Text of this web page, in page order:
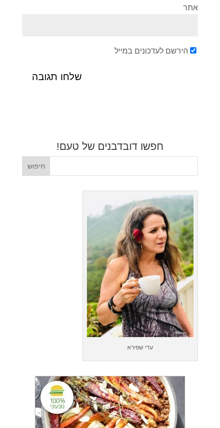
אתר
הירשם לעדכונים במייל
חפשו דובדבנים של טעם!
עדי שפירא